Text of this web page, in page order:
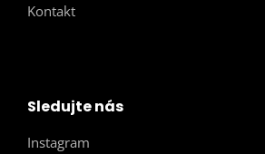
Kontakt
Sledujte nás
Instagram